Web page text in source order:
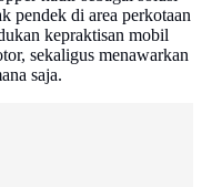
pendek di area perkotaan
kepraktisan mobil
sekaligus menawarkan
saja.